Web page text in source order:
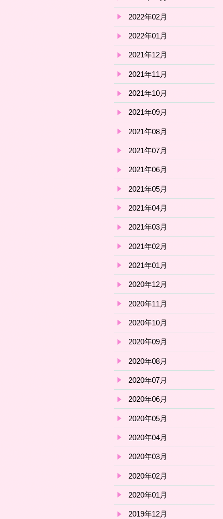
2022年02月
2022年01月
2021年12月
2021年11月
2021年10月
2021年09月
2021年08月
2021年07月
2021年06月
2021年05月
2021年04月
2021年03月
2021年02月
2021年01月
2020年12月
2020年11月
2020年10月
2020年09月
2020年08月
2020年07月
2020年06月
2020年05月
2020年04月
2020年03月
2020年02月
2020年01月
2019年12月